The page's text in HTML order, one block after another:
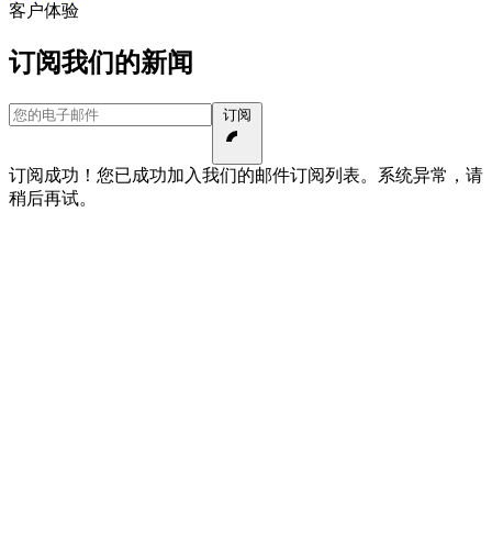
客户体验
订阅我们的新闻
您的电子邮件
订阅成功！您已成功加入我们的邮件订阅列表。 系统异常，请
稍后再试。